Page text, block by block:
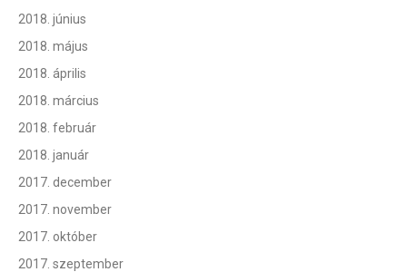
2018. június
2018. május
2018. április
2018. március
2018. február
2018. január
2017. december
2017. november
2017. október
2017. szeptember